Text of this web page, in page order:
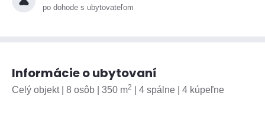
po dohode s ubytovateľom
Informácie o ubytovaní
Celý objekt | 8 osôb | 350 m2 | 4 spálne | 4 kúpeľne